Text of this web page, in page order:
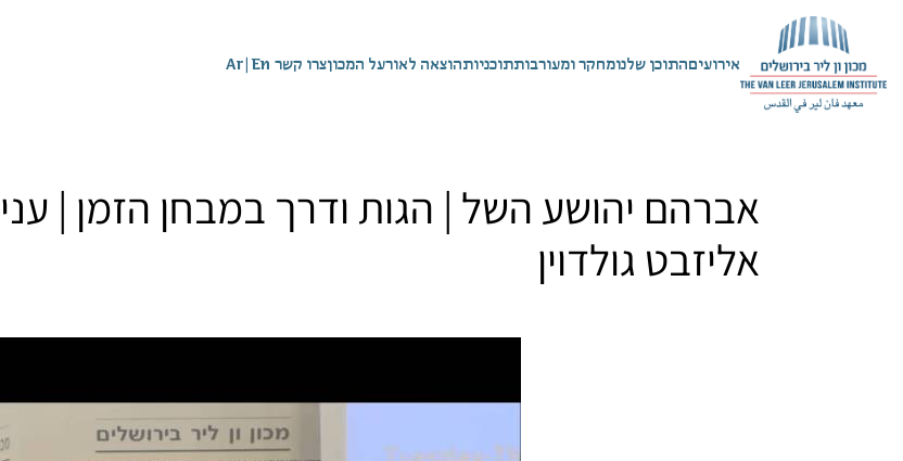
אירועיםהתוכן שלנומחקר ומעורבותתוכניותהוצאה לאורעל המכוןצרו קשר En
|
Ar
אברהם יהושע השל | הגות ודרך במבחן הזמן |
אליזבט גולדוין